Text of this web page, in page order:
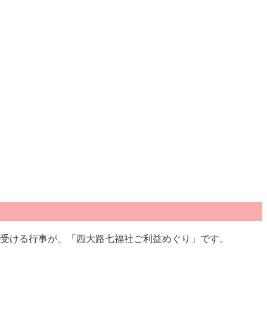
る行事が、「西大路七福社ご利益めぐり」です。